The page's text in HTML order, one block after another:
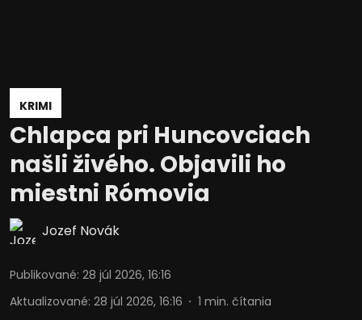
KRIMI
Chlapca pri Huncovciach
našli živého. Objavili ho
miestni Rómovia
Jozef Novák
Publikované: 28 júl 2026, 16:16
Aktualizované: 28 júl 2026, 16:16 1 min. čítania